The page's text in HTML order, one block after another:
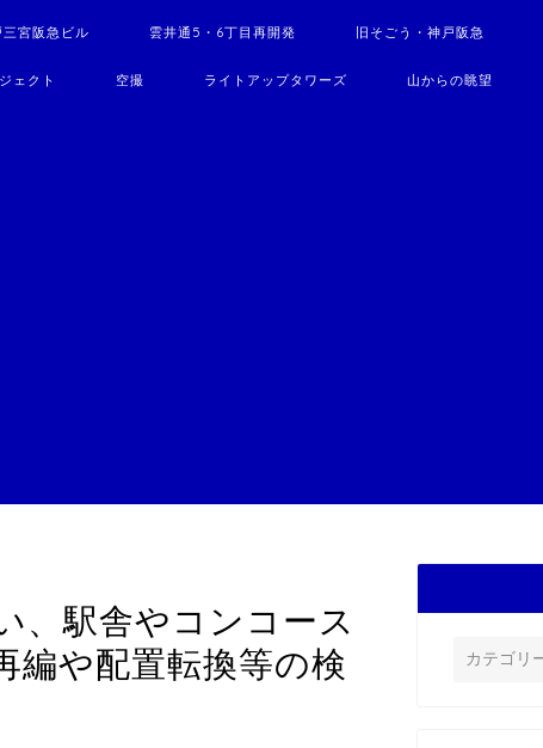
三宮阪急ビル 雲井通5・6丁目再開発 旧そごう・神戸阪急
ェクト 空撮 ライトアップタワーズ 山からの眺望
、駅舎やコンコース
編や配置転換等の検